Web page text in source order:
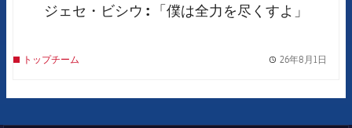
ジェセ・ビシウ : 「僕は全力を尽くすよ」
トップチーム 26年8月1日